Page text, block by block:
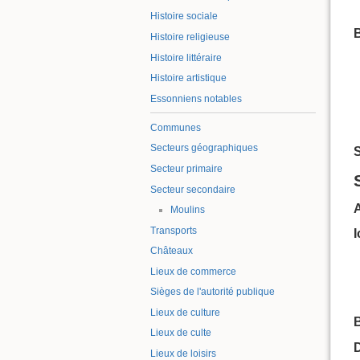
Histoire sociale
Histoire religieuse
Histoire littéraire
Histoire artistique
Essonniens notables
Communes
Secteurs géographiques
Secteur primaire
Secteur secondaire
Moulins
Transports
Châteaux
Lieux de commerce
Sièges de l'autorité publique
Lieux de culture
Lieux de culte
Lieux de loisirs